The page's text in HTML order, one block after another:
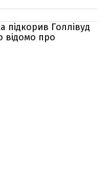
підкорив Голлівуд
відомо про